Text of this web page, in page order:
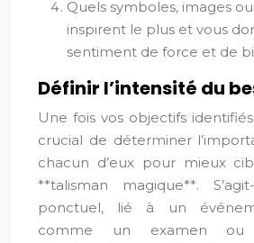
Quels symboles, images
inspirent le plus et vous
sentiment de force et de
Définir l’intensité du
Une fois vos objectifs
crucial de déterminer
chacun d’eux pour mieux
**talisman magique**.
ponctuel, lié à un
comme un examen ou